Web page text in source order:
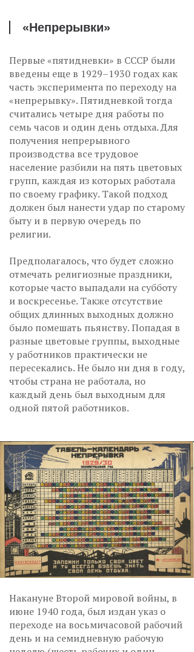
«Непрерывки»
Первые «пятидневки» в СССР были
введены еще в 1929–1930 годах как
часть эксперимента по переходу на
«непрерывку». Пятидневкой тогда
считались четыре дня работы по
семь часов и один день отдыха. Для
получения непрерывного
производства все трудовое
население разбили на пять цветовых
групп, каждая из которых работала
по своему графику. Такой подход
должен был нанести удар по старому
быту и в первую очередь по
религии.
Предполагалось, что будет сложно
отмечать религиозные праздники,
которые часто выпадали на субботу
и воскресенье. Также отсутствие
общих длинных выходных должно
было помешать пьянству. Попадая в
разные цветовые группы, выходные
у работников практически не
пересекались. Не было ни дня в году,
чтобы страна не работала, но
каждый день был выходным для
одной пятой работников.
Накануне Второй мировой войны, в
июне 1940 года, был издан указ о
переходе на восьмичасовой рабочий
день и на семидневную рабочую